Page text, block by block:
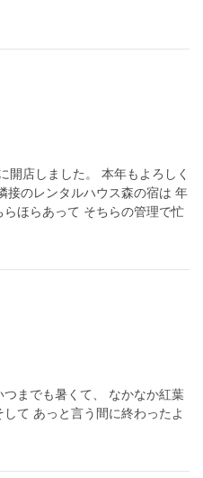
開店しました。 本年もよろしく
接のレンタルハウス森の宿は 年
らほらあって そちらの管理で忙
つまでも暑くて、 なかなか紅葉
て あっと言う間に終わったよ